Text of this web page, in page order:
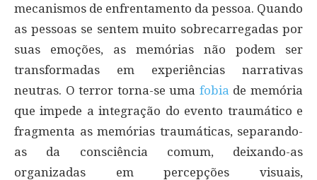
mecanismos de enfrentamento da pessoa. Quando
as pessoas se sentem muito sobrecarregadas por
suas emoções, as memórias não podem ser
transformadas em experiências narrativas
neutras. O terror torna-se uma fobia de memória
que impede a integração do evento traumático e
fragmenta as memórias traumáticas, separando-
as da consciência comum, deixando-as
organizadas em percepções visuais,